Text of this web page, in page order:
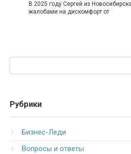
В 2025 году Сергей из
жалобами на дискомфорт от
Рубрики
Бизнес-Леди
Вопросы и ответы